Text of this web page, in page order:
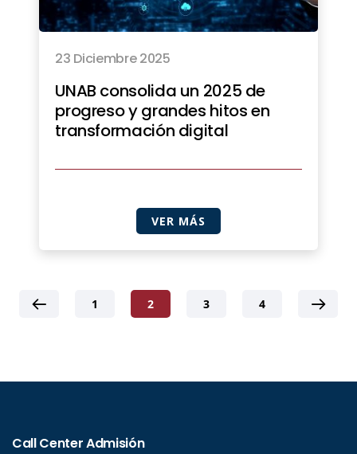
23 Diciembre 2025
UNAB consolida un 2025 de
progreso y grandes hitos en
transformación digital
VER MÁS
1 2 3 4